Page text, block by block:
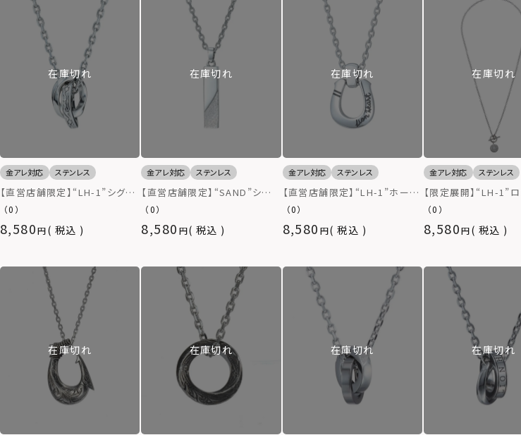
在庫切れ
金アレ対応 ステンレス
【直営店舗限定】“LH-1”シグネ
チャーマンテルネックレス（タテ
ージカルステンレス（金属アレル
（0）
8,580 税込
在庫切れ
金アレ対応 ステンレス
【直営店舗限定】“SAND”シグネ
チャーマンテルネックレス（プレ
（金属アレルギー対応）
（0）
8,580 税込
在庫切れ
金アレ対応 ステンレス
【直営店舗限定】“LH-1”ホース
シューネックレス（ブラックライ
属アレルギー対応）
（0）
8,580 税込
在庫切れ
金アレ対応 ステンレス
【限定展開】“LH-1”
ムネックレス/サージ
（0）
8,580 税込
在庫切れ 在庫切れ 在庫切れ 在庫切れ